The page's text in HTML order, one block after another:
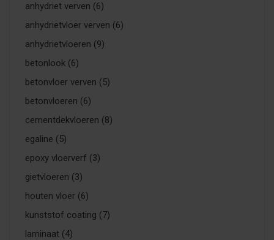
anhydriet verven (6)
anhydrietvloer verven (6)
anhydrietvloeren (9)
betonlook (6)
betonvloer verven (5)
betonvloeren (6)
cementdekvloeren (8)
egaline (5)
epoxy vloerverf (3)
gietvloeren (3)
houten vloer (6)
kunststof coating (7)
laminaat (4)